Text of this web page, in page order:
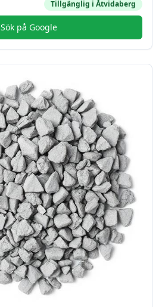
Tillgänglig i Åtvidaberg
Sök på Google